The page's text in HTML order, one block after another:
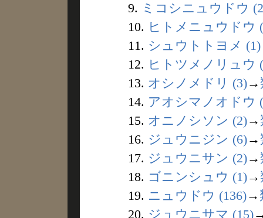
9. ミコシニュウドウ
10. ヒトメニュウドウ
11. シュウトトヨメ (1)
12. ヒトツメノリュウ
13. オシノメドリ (3)→
14. アオシマノオドウ
15. オニノシソン (2)→
16. ジュウニジン (6)→
17. ジュウニサン (2)→
18. ゴニンシュウ (1)→
19. ニュウドウ (136)→
20. ジュウニサマ (15)